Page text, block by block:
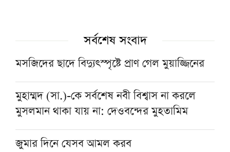
সর্বশেষ সংবাদ
মসজিদের ছাদে বিদ্যুৎস্পৃষ্টে প্রাণ গেল মুয়াজ্জিনের
মুহাম্মদ (সা.)-কে সর্বশেষ নবী বিশ্বাস না করলে
মুসলমান থাকা যায় না: দেওবন্দের মুহতামিম
জুমার দিনে যেসব আমল করব